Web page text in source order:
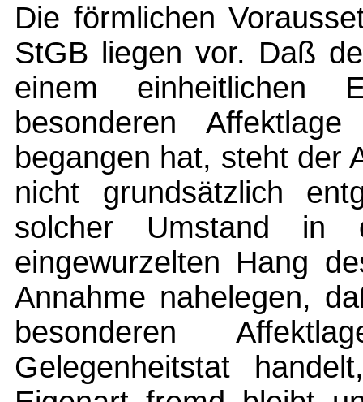
Die förmlichen
StGB liegen vor. Daß
einem einheitlichen
besonderen
begangen hat, steht der
nicht grundsätzlich
solcher Umstand in
eingewurzelten Hang
Annahme nahelegen,
besonderen
Gelegenheitstat